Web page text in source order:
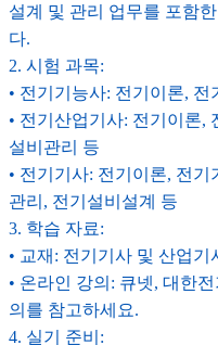
설계 및 관리 업무를 포함
다.
2. 시험 과목:
• 전기기능사: 전기이론,
• 전기산업기사: 전기이론,
설비관리 등
• 전기기사: 전기이론, 전기
관리, 전기설비설계 등
3. 학습 자료:
• 교재: 전기기사 및 산업
• 온라인 강의: 큐넷, 대한
의를 참고하세요.
4. 실기 준비: